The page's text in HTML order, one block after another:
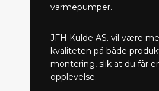
varmepumper.
JFH Kulde AS. vil være
kvaliteten på både
montering, slik at du får
opplevelse.